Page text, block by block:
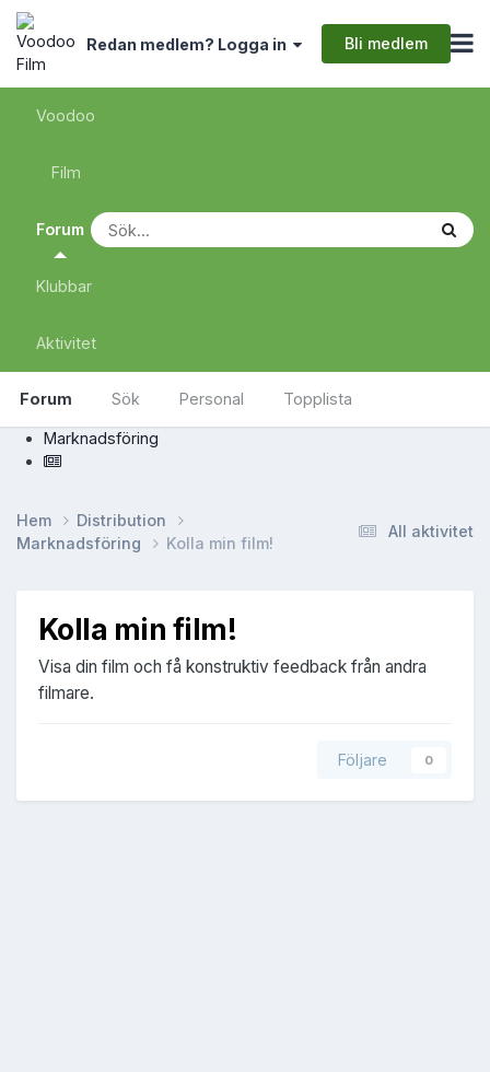
Redan medlem? Logga in Bli medlem
Voodoo
Film
Forum
Forum Sök Personal Topplista
Klubbar
Aktivitet
Marknadsföring
All aktivitet
Hem
Distribution
Marknadsföring
Kolla min film!
Kolla min film!
Visa din film och få konstruktiv feedback från andra
filmare.
Följare 0